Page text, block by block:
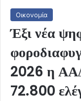
Οικονομία
Έξι νέα
2026 η
72.800